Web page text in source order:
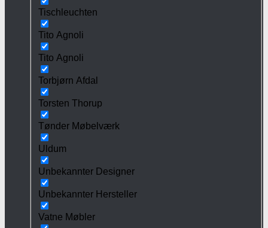
Tischleuchten
Tito Agnoli
Tito Agnoli
Torbjørn Afdal
Torsten Thorup
Tønder Møbelværk
Uldum
Unbekannter Designer
Unbekannter Hersteller
Vatne Møbler